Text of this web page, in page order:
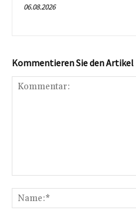
06.08.2026
Kommentieren Sie den Artikel